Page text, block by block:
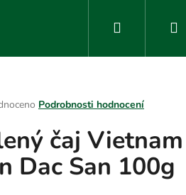
Hledat
Podrobnosti hodnocení
čaj
Dac San 100g